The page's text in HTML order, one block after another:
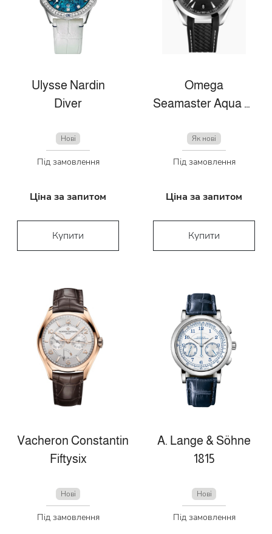
Ulysse Nardin
Diver
Нові
Під замовлення
Ціна за запитом
Купити
Omega
Seamaster Aqua Terra
Як нові
Під замовлення
Ціна за запитом
Купити
Vacheron Constantin
Fiftysix
Нові
Під замовлення
A. Lange & Söhne
1815
Нові
Під замовлення